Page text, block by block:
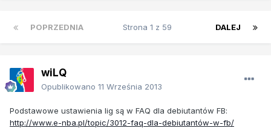
POPRZEDNIA DALEJ
Strona 1 z 59
wiLQ
Opublikowano 11 Września 2013
Podstawowe ustawienia lig są w FAQ dla debiutantów FB:
http://www.e-nba.pl/topic/3012-faq-dla-debiutantów-w-fb/